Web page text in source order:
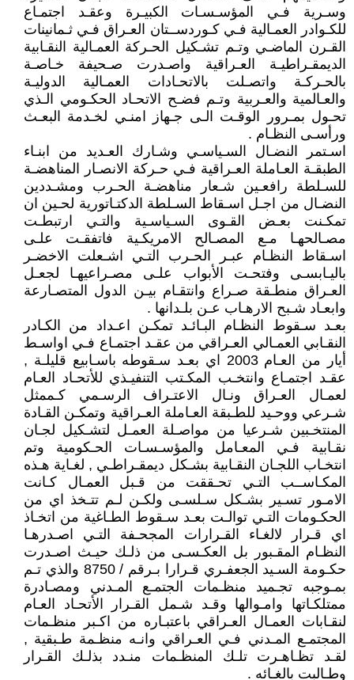
وسـرية فـي المؤسـسـات الكبيـرة وعقـد اجتمـاع
للكـوادر العمـالية فـي كـوردســتان العـراق فـي ثـمانينات
القـرن الماضـي وتـم تشـكيل الحـركة العمـالية النقـابية
الديمقـراطيـة العـراقية واصـدرت صـحيفة خـاصـة
بالحـركـة واتصـلت بالاتحـادات العمـالية الدوليـة
والعـالمية والعـربية وتـم فضـح الاتحـاد الحكـومي الـذي
تحـول بمـرور الوقـت الـى جـهاز امنـي لخـدمة البعـث
ورأسـى النظـام .
اسـتمر النضـال السـياسـي وشـارك العـديد من ابنـاء
الطبقـة العـاملة العـراقية فـي حـركة الانصـار المناهضـة
للسـلطة رافعـين شـعار مناهضـة الحـرب ومشـددين
النضـال من اجـل اسـقاط السـلطة الدكتـاتورية لحـين ان
تمكـنت بعـض القـوى السـياسـية والتـي ارتبطـت
مصـالحهـا مـع المصـالح الامريكـية فاتفقـت علـى
اسـقاط النظـام عبـر الحـرب التـي اشـعلت الاخضـر
باليـابسـى وفتحـت الأبواب علـى مصـراعيهـا لجعـل
العـراق منطـقة صـراع وانتقـام بيـن الدول المتصـارعة
وابعـاد شـبح الارهـاب عـن بلـدانها .
بعـد سـقوط النظـام البـائـد تمكـن اعـداد من الكـادر
النقـابي العمـالي العـراقي من عقـد اجتمـاع فـي اواسـط
أيار من العـام 2003 اي بعـد سـقوطه باسـابيع قليلـة ,
عقـد اجتمـاع وانتخـب المكـتب التنفيـذي للأتحـاد العـام
لعمـال العـراق ونـال الاعتـراف الرسـمي كـممثل
شـرعي ووحـيد للطـبقة العـاملة العـراقية وتمكـن القـادة
المنتخـبين شـرعيا من مواصـلة العمـل لتشـكيل لجـان
نقـابية فـي المعـامل والمؤسـسـات الحـكومية وتم
انتخـاب اللجـان النقـابية بشـكل ديمقـراطـي , لغـاية هـذه
المكـاســب التـي تحـققت من قـبل العمـال كـانت
الامـور تسـير بشـكل سـلسـى ولكـن لـم تتـخذ اي من
الحكـومات التـي توالـت بعـد سـقوط الطـاغية من اتخـاذ
اي قـرار لالغـاء القـرارات المجحـفة التـي اصـدرهـا
النظـام المقـبور بل العكـسـى من ذلـك حيـث اصـدرت
حكـومة السـيد الجعفـري قـرارا بـرقم / 8750 والذي تـم
بمـوجبه تجـميد منظـمات الجتمـع المـدني ومصـادرة
ممتلكـاتها وامـوالها وقـد شـمل القـرار الأتحـاد العـام
لنقـابات العمـال العـراقي باعتبـاره من اكـبر منظـمات
المجتمـع المـدني فـي العـراقي وانـه منظـمة طـبقية ,
لقـد تظـاهـرت تلـك المنظـمات منـدد بذلـك القـرار
وطـالبت بالغـائه .